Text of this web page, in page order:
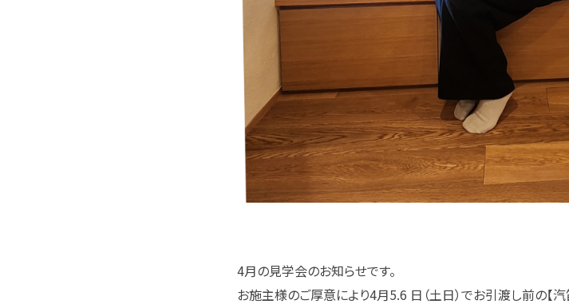
4月の見学会のお知らせです。
お施主様のご厚意により4月5.6 日（土日）でお引渡し前の【